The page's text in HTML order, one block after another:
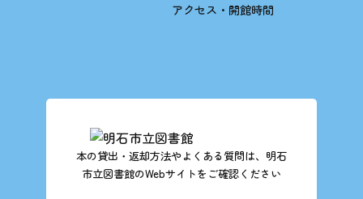
アクセス・開館時間
本の貸出・返却方法やよくある質問は、明石
市立図書館のWebサイトをご確認ください